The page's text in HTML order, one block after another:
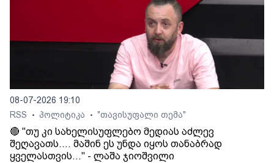
08-07-2026 19:10
RSS
• პოლიტიკა • "თავისუფალი თემა"
🔴 "თუ კი სახელისუფლებო მედიას აძლევ
შეღავათს.... მაშინ ეს უნდა იყოს თანაბრად
ყველასთვის..." - ლაშა ჯიოშვილი